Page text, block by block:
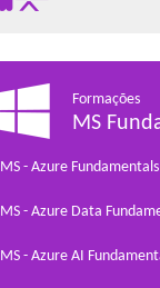
Formações
MS
MS - Azure Fundamentals
MS - Azure Data
MS - Azure AI